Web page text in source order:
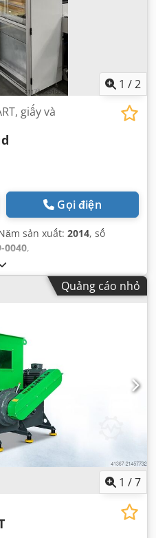
1 /2
giấy và
Gọi điện
sản xuất: 2014, số
0040,
Quảng cáo nhỏ
1 /7